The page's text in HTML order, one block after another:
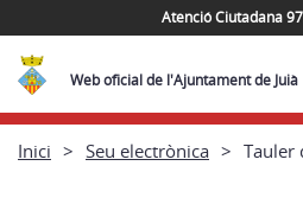
Atenció Ciutadana
Web oficial de l'Ajuntament de Juià
Inici Seu electrònica Tauler